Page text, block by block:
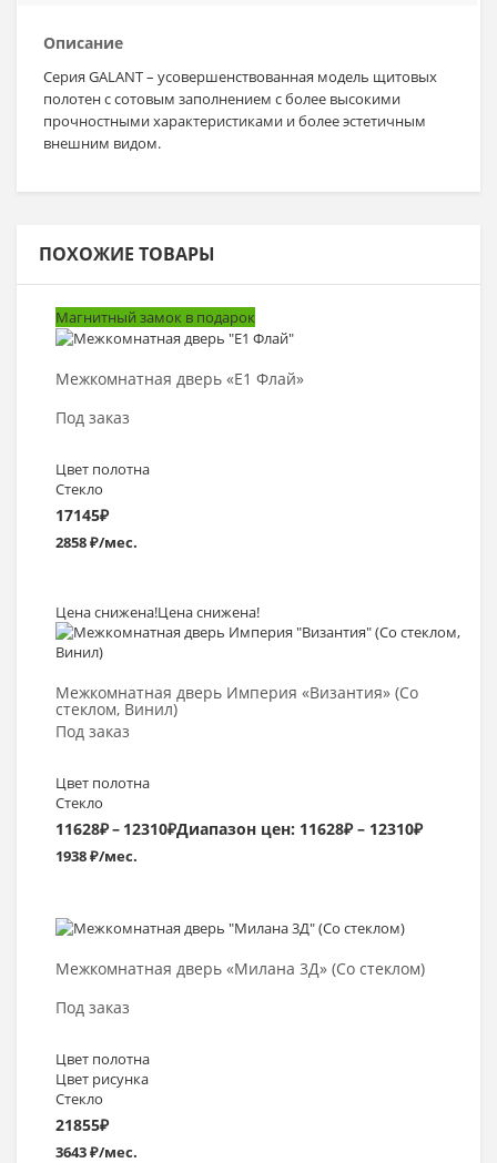
Описание
Серия GALANT – усовершенствованная модель щитовых
полотен c сотовым заполнением с более высокими
прочностными характеристиками и более эстетичным
внешним видом.
ПОХОЖИЕ ТОВАРЫ
Магнитный замок в подарок
Межкомнатная дверь «E1 Флай»
Под заказ
Цвет полотна
Стекло
17145₽
2858 ₽/мес.
Выбрать >
Цена снижена!Цена снижена!
Межкомнатная дверь Империя «Византия» (Со
стеклом, Винил)
Под заказ
Цвет полотна
Стекло
11628₽– 12310₽Диапазон цен: 11628₽ – 12310₽
1938 ₽/мес.
Выбрать >
Межкомнатная дверь «Милана 3Д» (Со стеклом)
Под заказ
Цвет полотна
Цвет рисунка
Стекло
21855₽
3643 ₽/мес.
Выбрать >